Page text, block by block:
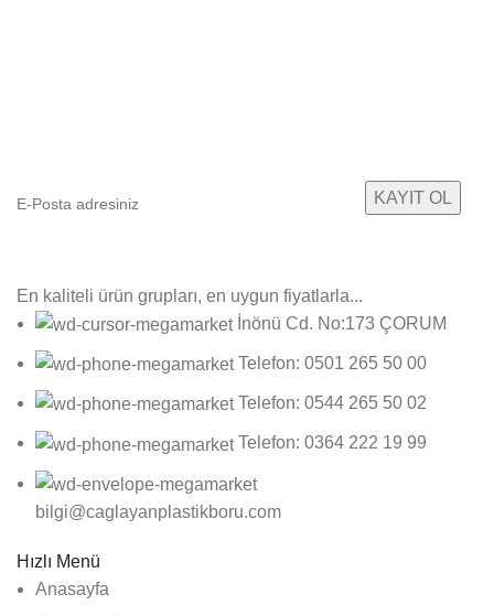
En kaliteli ürün grupları, en uygun fiyatlarla...
İnönü Cd. No:173 ÇORUM
Telefon: 0501 265 50 00
Telefon: 0544 265 50 02
Telefon: 0364 222 19 99
bilgi@caglayanplastikboru.com
Hızlı Menü
Anasayfa